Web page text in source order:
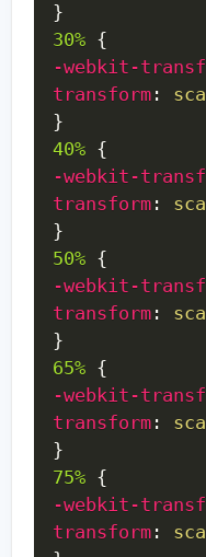
}
30% {
-webkit-
transform :
}
40% {
-webkit-
transform :
}
50% {
-webkit-
transform :
}
65% {
-webkit-
transform :
}
75% {
-webkit-
transform :